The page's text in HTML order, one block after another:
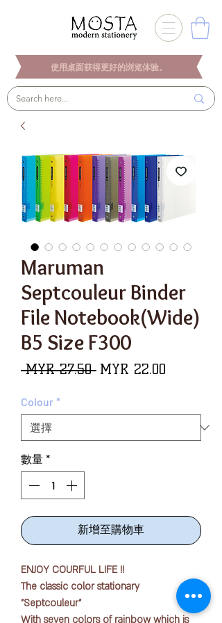
使用桌面获得更好的浏览体验。
Maruman
Septcouleur Binder
File Notebook(Wide)
B5 Size F300
MYR 27.50 一
格
MYR 22.00
格
Colour *
數量 *
新增至購物車
ENJOY COURFUL LIFE !!
The classic color stationary
"Septcouleur"
With seven colors of rainbow which is